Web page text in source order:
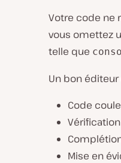
Votre code ne
vous omettez
telle que
Un bon
Code
Mise en